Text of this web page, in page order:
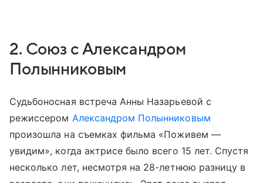
2. Союз с Александром
Полынниковым
Судьбоносная встреча Анны Назарьевой с
режиссером Александром Полынниковым
произошла на съемках фильма «Поживем —
увидим», когда актрисе было всего 15 лет. Спустя
несколько лет, несмотря на 28-летнюю разницу в